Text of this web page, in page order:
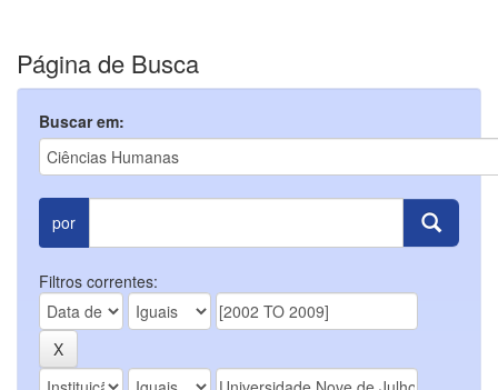
Página de Busca
Buscar em:
por
Filtros correntes: